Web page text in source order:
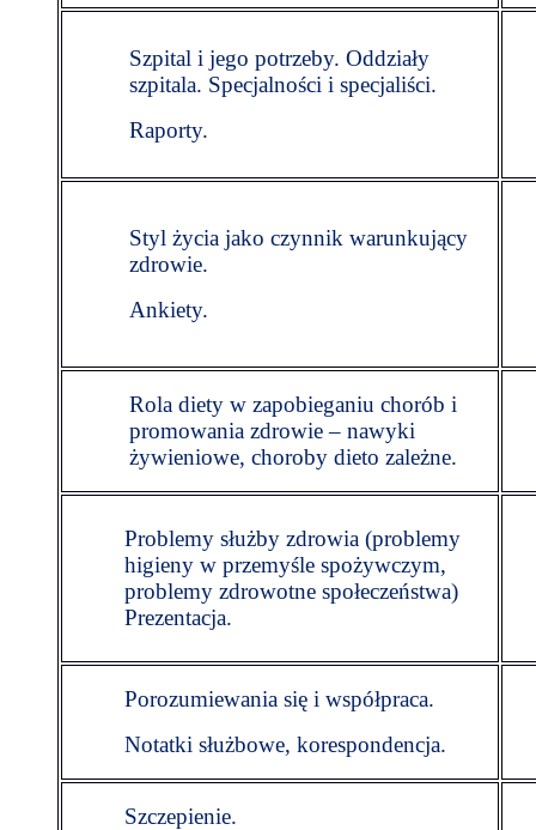
Szpital i jego potrzeby. Oddziały
szpitala. Specjalności i specjaliści.
Raporty.
Styl życia jako czynnik warunkujący
zdrowie.
Ankiety.
Rola diety w zapobieganiu chorób i
promowania zdrowie – nawyki
żywieniowe, choroby dieto zależne.
Problemy służby zdrowia (problemy
higieny w przemyśle spożywczym,
problemy zdrowotne społeczeństwa)
Prezentacja.
Porozumiewania się i współpraca.
Notatki służbowe, korespondencja.
Szczepienie.